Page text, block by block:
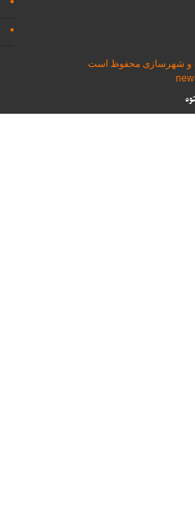
و شهرسازی محفوظ است